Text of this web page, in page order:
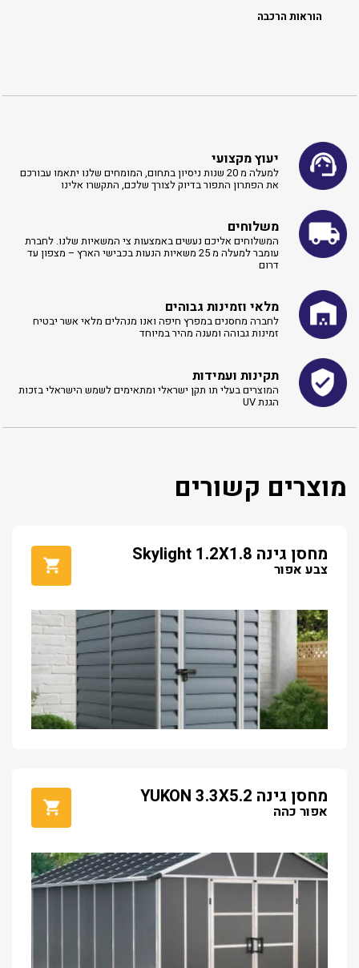
הוראות הרכבה
יעוץ מקצועי
למעלה מ 20 שנות ניסיון בתחום, המומחים שלנו יתאמו עבורכם
את הפתרון התפור בדיוק לצורך שלכם, התקשרו אלינו ​
משלוחים
המשלוחים אליכם נעשים באמצעות צי המשאיות שלנו. לחברת
עומבר למעלה מ 25 משאיות הנעות בכבישי הארץ – מצפון עד
דרום
מלאי וזמינות גבוהים
לחברה מחסנים במפרץ חיפה ואנו מנהלים מלאי אשר יבטיח
זמינות גבוהה ומענה מהיר במיוחד
תקינות ועמידות
המוצרים בעלי תו תקן ישראלי ומתאימים לשמש הישראלי בזכות
הגנת UV
מוצרים קשורים
מחסן גינה Skylight 1.2X1.8
צבע אפור
מחסן גינה YUKON 3.3X5.2
אפור כהה